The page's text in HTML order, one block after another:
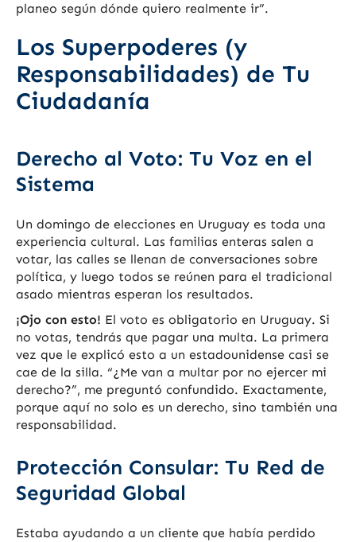
planeo según dónde quiero realmente ir”.
Los Superpoderes (y
Responsabilidades) de Tu
Ciudadanía
Derecho al Voto: Tu Voz en el
Sistema
Un domingo de elecciones en Uruguay es toda una
experiencia cultural. Las familias enteras salen a
votar, las calles se llenan de conversaciones sobre
política, y luego todos se reúnen para el tradicional
asado mientras esperan los resultados.
¡Ojo con esto! El voto es obligatorio en Uruguay. Si
no votas, tendrás que pagar una multa. La primera
vez que le explicó esto a un estadounidense casi se
cae de la silla. “¿Me van a multar por no ejercer mi
derecho?”, me preguntó confundido. Exactamente,
porque aquí no solo es un derecho, sino también una
responsabilidad.
Protección Consular: Tu Red de
Seguridad Global
Estaba ayudando a un cliente que había perdido